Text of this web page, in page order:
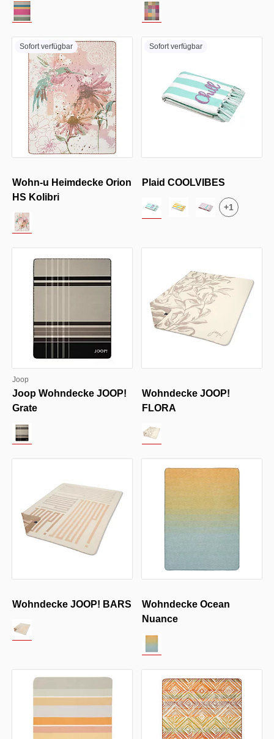
Sofort verfügbar
Wohn-u Heimdecke Orion
HS Kolibri
Sofort verfügbar
Plaid COOLVIBES
+1
Joop
Joop Wohndecke JOOP!
Grate
Wohndecke JOOP!
FLORA
Wohndecke JOOP! BARS
Wohndecke Ocean
Nuance